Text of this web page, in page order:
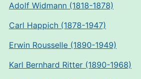
Adolf Widmann (1818-1878)
Carl Happich (1878-1947)
Erwin Rousselle (1890-1949)
Karl Bernhard Ritter (1890-1968)